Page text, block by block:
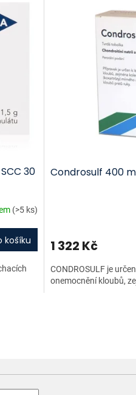
30
(>5 ks)
košíku
Condrosulf 400
1 322 Kč
CONDROSULF je
onemocnění kloubů,